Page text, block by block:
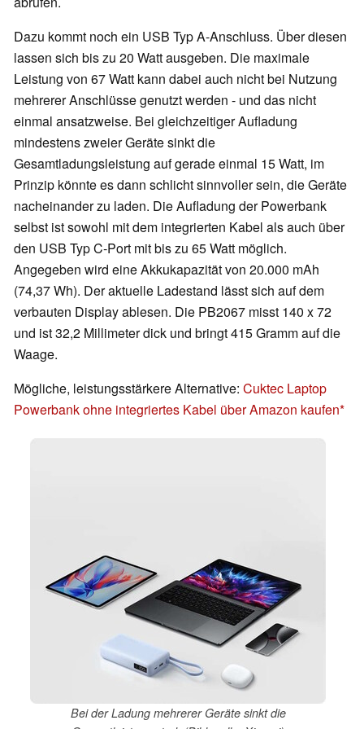
Dazu kommt noch ein USB Typ A-Anschluss. Über diesen
lassen sich bis zu 20 Watt ausgeben. Die maximale
Leistung von 67 Watt kann dabei auch nicht bei Nutzung
mehrerer Anschlüsse genutzt werden - und das nicht
einmal ansatzweise. Bei gleichzeitiger Aufladung
mindestens zweier Geräte sinkt die
Gesamtladungsleistung auf gerade einmal 15 Watt, im
Prinzip könnte es dann schlicht sinnvoller sein, die Geräte
nacheinander zu laden. Die Aufladung der Powerbank
selbst ist sowohl mit dem integrierten Kabel als auch über
den USB Typ C-Port mit bis zu 65 Watt möglich.
Angegeben wird eine Akkukapazität von 20.000 mAh
(74,37 Wh). Der aktuelle Ladestand lässt sich auf dem
verbauten Display ablesen. Die PB2067 misst 140 x 72
und ist 32,2 Millimeter dick und bringt 415 Gramm auf die
Waage.
Mögliche, leistungsstärkere Alternative: Cuktec Laptop
Powerbank ohne integriertes Kabel über Amazon kaufen
Bei der Ladung mehrerer Geräte sinkt die